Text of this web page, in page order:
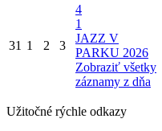
31 1 2 3
4
1
JAZZ V
PARKU 2026
Zobraziť všetky
záznamy z dňa
Užitočné rýchle odkazy